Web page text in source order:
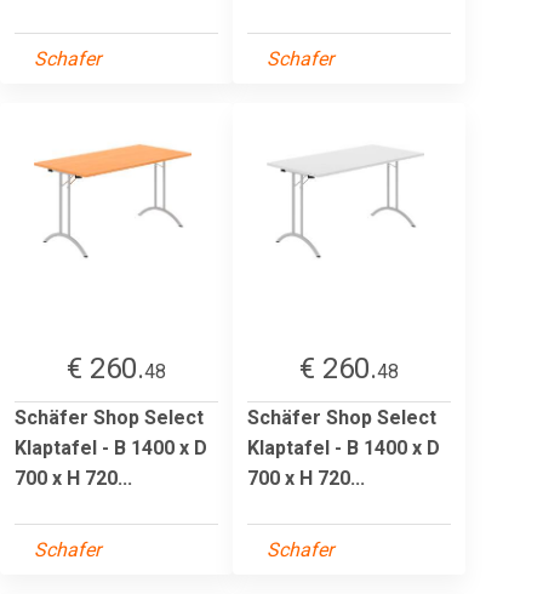
Schafer Schafer
€ 260.48
Schäfer Shop Select
Klaptafel - B 1400 x D
700 x H 720...
Schafer
€ 260.48
Schäfer Shop Select
Klaptafel - B 1400 x D
700 x H 720...
Schafer